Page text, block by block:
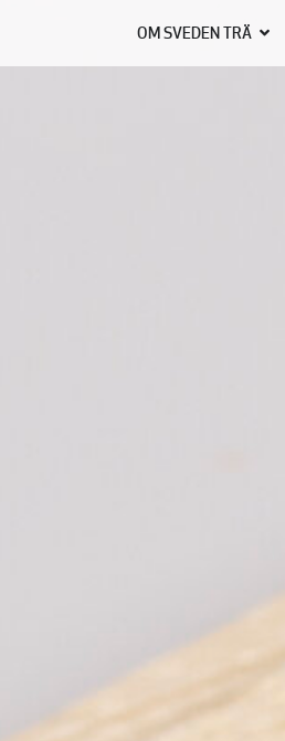
OM SVEDEN TRÄ